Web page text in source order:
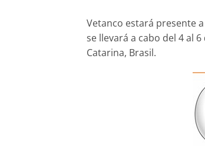
Vetanco estará presente
se llevará a cabo del 4 al
Catarina, Brasil.